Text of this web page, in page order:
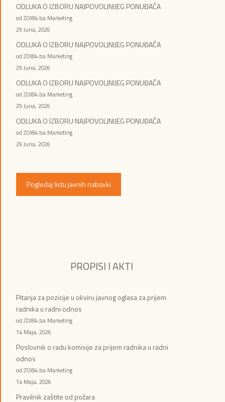
ODLUKA O IZBORU NAJPOVOLJNIJEG PONUĐAČA
od ZOI84.ba Marketing
29 Juna, 2026
ODLUKA O IZBORU NAJPOVOLJNIJEG PONUĐAČA
od ZOI84.ba Marketing
29 Juna, 2026
ODLUKA O IZBORU NAJPOVOLJNIJEG PONUĐAČA
od ZOI84.ba Marketing
29 Juna, 2026
ODLUKA O IZBORU NAJPOVOLJNIJEG PONUĐAČA
od ZOI84.ba Marketing
29 Juna, 2026
Pogledaj listu javnih nabavki
PROPISI I AKTI
Pitanja za pozicije u okviru javnog oglasa za prijem
radnika u radni odnos
od ZOI84.ba Marketing
14 Maja, 2026
Poslovnik o radu komisije za prijem radnika u radni
odnos
od ZOI84.ba Marketing
14 Maja, 2026
Pravilnik zaštite od požara